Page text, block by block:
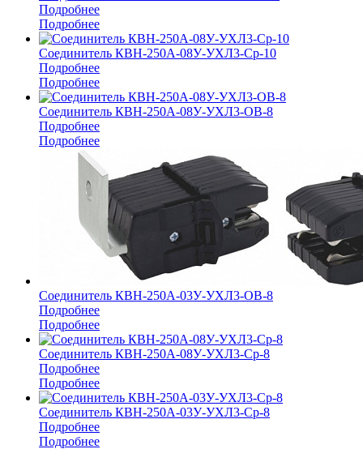
Подробнее
Подробнее
Соединитель КВН-250А-08У-УХЛ3-Ср-10
Подробнее
Подробнее
Соединитель КВН-250А-08У-УХЛ3-ОВ-8
Подробнее
Подробнее
Соединитель КВН-250А-03У-УХЛ3-ОВ-8
Подробнее
Подробнее
Соединитель КВН-250А-08У-УХЛ3-Ср-8
Подробнее
Подробнее
Соединитель КВН-250А-03У-УХЛ3-Ср-8
Подробнее
Подробнее